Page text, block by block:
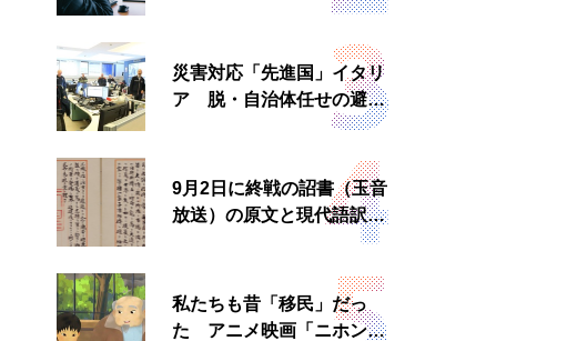
理由とは 非公然組織ゆえ
災害対応「先進国」イタリ
ア 脱・自治体任せの避難
所運営、被災者への温かい
9月2日に終戦の詔書（玉音
放送）の原文と現代語訳を
読む もう一つの「終戦の
私たちも昔「移民」だっ
た アニメ映画「ニホンジ